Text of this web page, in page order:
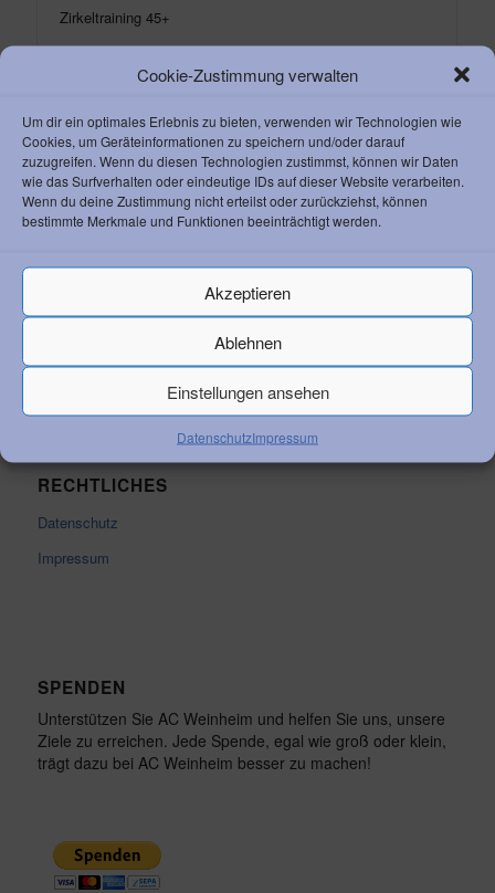
Cookie-Zustimmung verwalten
Um dir ein optimales Erlebnis zu bieten, verwenden wir Technologien wie
Cookies, um Geräteinformationen zu speichern und/oder darauf
zuzugreifen. Wenn du diesen Technologien zustimmst, können wir Daten
wie das Surfverhalten oder eindeutige IDs auf dieser Website verarbeiten.
Wenn du deine Zustimmung nicht erteilst oder zurückziehst, können
bestimmte Merkmale und Funktionen beeinträchtigt werden.
Akzeptieren
Ablehnen
Einstellungen ansehen
DatenschutzImpressum
Zirkeltraining 45+
KONTAKT ZUM AC
Athletik Club 1892 Weinheim e. V.
69469 Weinheim
Vorstandsvorsitzender Klaus Lerchl
Telefon:+49 6201 259 050
info@ac-weinheim.de
RECHTLICHES
Datenschutz
Impressum
SPENDEN
Unterstützen Sie AC Weinheim und helfen Sie uns, unsere
Ziele zu erreichen. Jede Spende, egal wie groß oder klein,
trägt dazu bei AC Weinheim besser zu machen!